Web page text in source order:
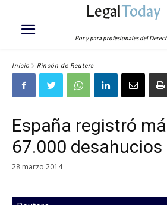
LegalToday
Por y para profesionales del
Inicio Rincón de Reuters
España registró
67.000 desahucios
28 marzo 2014